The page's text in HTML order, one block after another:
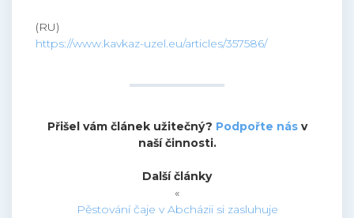
(RU)
https://www.kavkaz-uzel.eu/articles/357586/
Přišel vám článek užitečný? Podpořte násv
naší činnosti.
Další články
«
Pěstování čaje v Abcházii si zasluhuje